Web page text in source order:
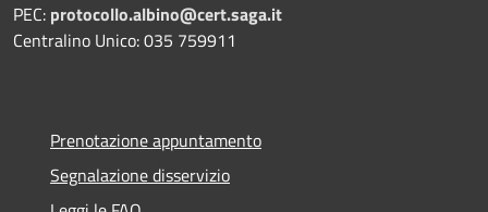
PEC: protocollo.albino@cert.saga.it
Centralino Unico: 035 759911
Prenotazione appuntamento
Segnalazione disservizio